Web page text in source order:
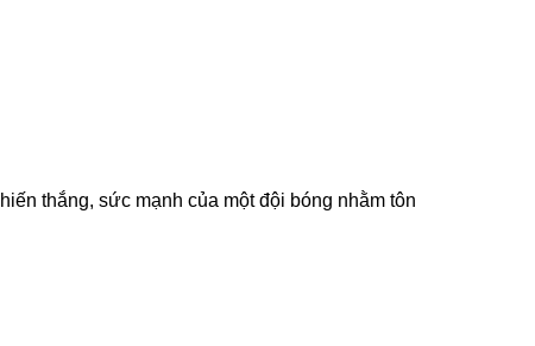
thắng, sức mạnh của một đội bóng nhằm tôn